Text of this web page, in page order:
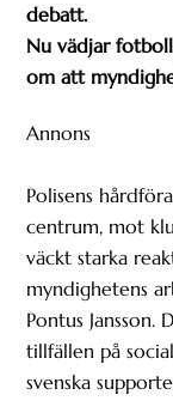
debatt.
Nu vädjar
om att m
Annons
Polisens
centrum, mot
väckt starka
myndighetens
Pontus
tillfällen på
svenska